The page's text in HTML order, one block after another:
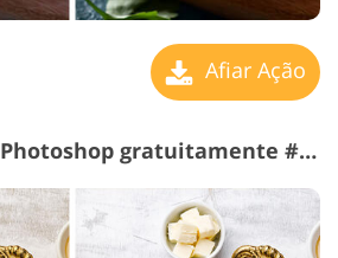
Afiar Ação
Afie as ações do Photoshop gratuitamente # 28 "Whitening"